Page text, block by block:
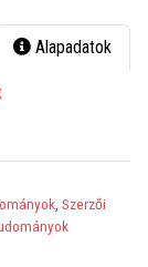
Alapadatok
, Szerzői